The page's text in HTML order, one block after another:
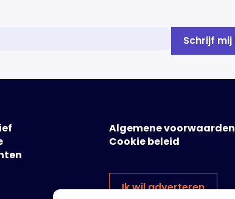
[…]
Algemene voorwaarden
Cookie beleid
Ik wil adverteren